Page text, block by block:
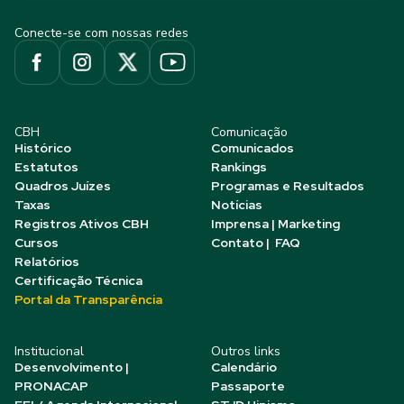
Conecte-se com nossas redes
CBH
Histórico
Estatutos
Quadros Juízes
Taxas
Registros Ativos CBH
Cursos
Relatórios
Certificação Técnica
Portal da Transparência
Comunicação
Comunicados
Rankings
Programas e Resultados
Notícias
Imprensa | Marketing
Contato | FAQ
Institucional
Desenvolvimento |
PRONACAP
Outros links
Calendário
Passaporte